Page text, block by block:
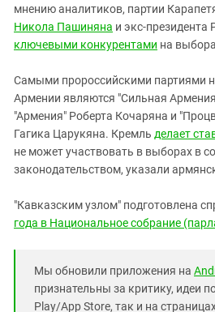
мнению аналитиков, партии
Никола Пашиняна и экс-президента
ключевыми конкурентами на
Самыми пророссийскими партиями
Армении являются "Сильная
"Армения" Роберта Кочаряна и
Гагика Царукяна. Кремль делает
не может участвовать в выборах в
законодательством, указали
"Кавказским узлом" подготовлена
года в Национальное собрание
Мы обновили приложения на
признательны за критику, идеи
Play/App Store, так и на